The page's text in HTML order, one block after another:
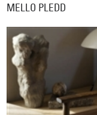
MELLO PLEDD